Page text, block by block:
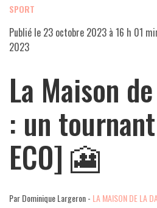
SPORT
Publié le 23 octobre 2023 à 16 h 01
2023
La Maison
: un
ECO] 🎦
Par Dominique Largeron - LA MAISON DE LA